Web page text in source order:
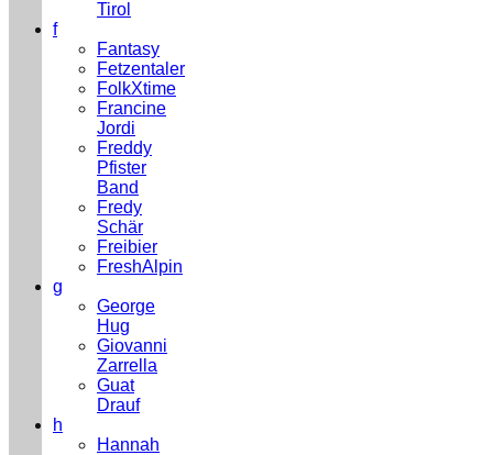
Tirol
f
Fantasy
Fetzentaler
FolkXtime
Francine
Jordi
Freddy
Pfister
Band
Fredy
Schär
Freibier
FreshAlpin
g
George
Hug
Giovanni
Zarrella
Guat
Drauf
h
Hannah